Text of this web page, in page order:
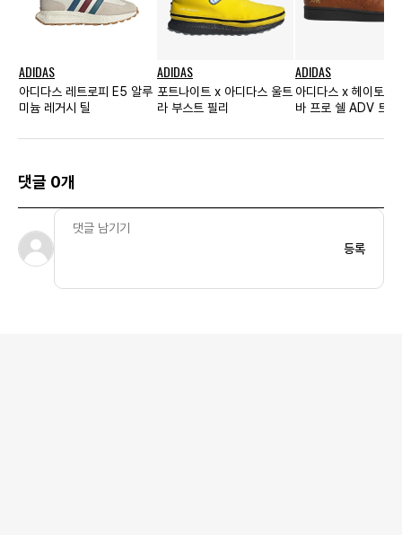
ADIDAS
아디다스 레트로피 E5 알루
미늄 레거시 틸
ADIDAS
포트나이트 x 아디다스 울트
라 부스트 필리
ADIDAS
아디다스 x 헤이토르
바 프로 쉘 ADV 트리
댓글 0개
등록